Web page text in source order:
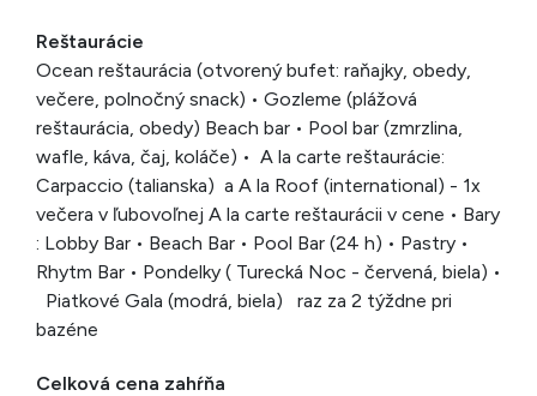
Reštaurácie
Ocean reštaurácia (otvorený bufet: raňajky, obedy,
večere, polnočný snack) • Gozleme (plážová
reštaurácia, obedy) Beach bar • Pool bar (zmrzlina,
wafle, káva, čaj, koláče) • A la carte reštaurácie:
Carpaccio (talianska) a A la Roof (international) - 1x
večera v ľubovoľnej A la carte reštaurácii v cene • Bary
: Lobby Bar • Beach Bar • Pool Bar (24 h) • Pastry •
Rhytm Bar • Pondelky ( Turecká Noc - červená, biela) •
Piatkové Gala (modrá, biela) raz za 2 týždne pri
bazéne
Celková cena zahŕňa